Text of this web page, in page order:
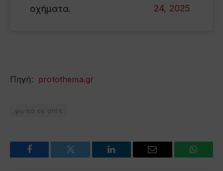
οχήματα.
24, 2025
Πηγή: protothema.gr
φωτιά σε σπίτι
Facebook Twitter LinkedIn Email